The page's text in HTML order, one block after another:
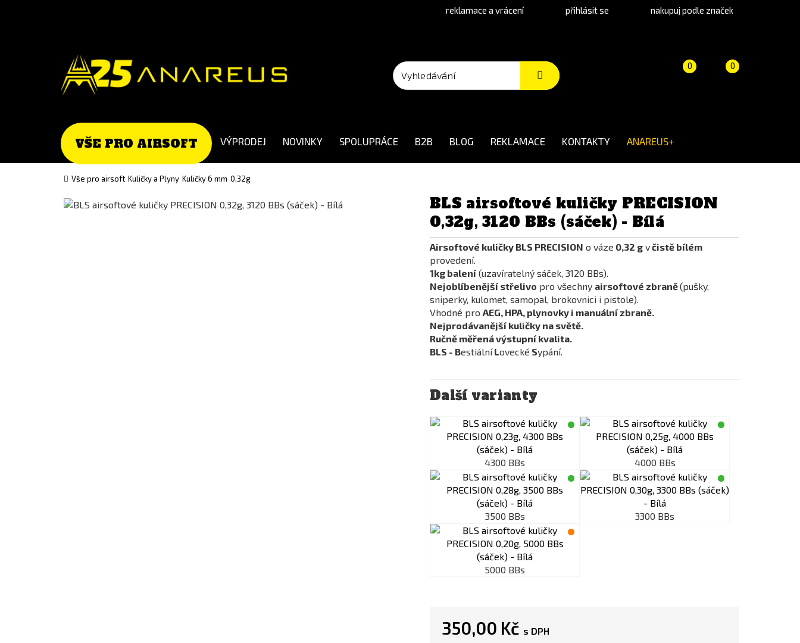
version
reklamace a vrácení přihlásit se nakupuj podle značek
Košík 0
(prázdný)
Porovnání
0
VŠE PRO AIRSOFT VÝPRODEJ NOVINKY SPOLUPRÁCE B2B BLOG REKLAMACE KONTAKTY ANAREUS+
Vše pro airsoft Kuličky a Plyny Kuličky 6 mm 0,32g
BLS airsoftové kuličky PRECISION
0,32g, 3120 BBs (sáček) - Bílá
Airsoftové kuličky BLS PRECISION o váze 0,32 g včistě bílém
provedení.
1kg balení (uzavíratelný sáček, 3120 BBs).
Nejoblíbenější střelivo pro všechny airsoftové zbraně(pušky,
sniperky, kulomet, samopal, brokovnici i pistole).
Vhodné pro AEG, HPA, plynovky i manuální zbraně.
Nejprodávanější kuličky na světě.
Ručně měřená výstupní kvalita.
BLS - BestiálníLovecké Sypání.
Další varianty
4300 BBs 4000 BBs
3500 BBs 3300 BBs
5000 BBs
350,00 Kč s DPH